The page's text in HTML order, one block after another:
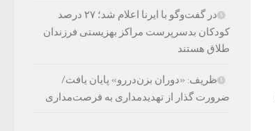
در گفت‌وگو با ایرنا اعلام شد؛ ۲۷ درصد
کودکان بدسرپرست مراکز بهزیستی فرزندان
طلاق هستند
ظریف: «دوران بزن‌دررو» پایان یافت/
ضرورت گذار از تهدیدمداری به فرصت‌مداری